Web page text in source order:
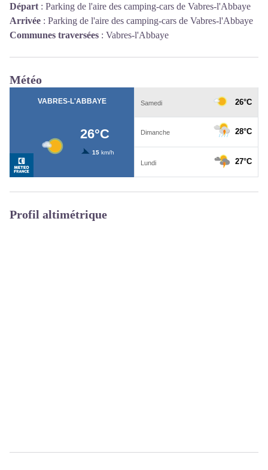
Départ : Parking de l'aire des camping-cars de Vabres-l'Abbaye
Arrivée : Parking de l'aire des camping-cars de Vabres-l'Abbaye
Communes traversées : Vabres-l'Abbaye
Météo
Profil altimétrique